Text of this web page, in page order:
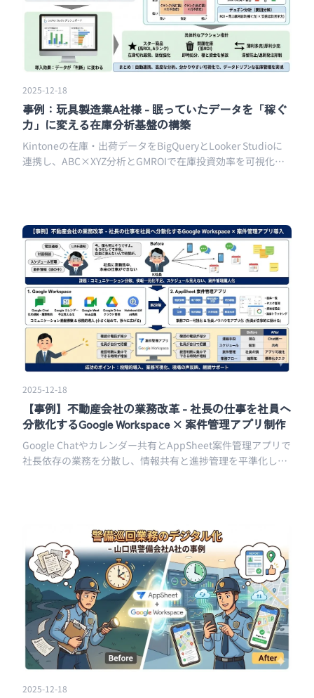
2025-12-18
事例：玩具製造業A社様 - 眠っていたデータを「稼ぐ
力」に変える在庫分析基盤の構築
Kintoneの在庫・出荷データをBigQueryとLooker Studioに
連携し、ABC×XYZ分析とGMROIで在庫投資効率を可視化し
2025-12-18
【事例】不動産会社の業務改革 - 社長の仕事を社員へ
分散化するGoogle Workspace × 案件管理アプリ制作
Google Chatやカレンダー共有とAppSheet案件管理アプリで
社長依存の業務を分散し、情報共有と進捗管理を平準化した
2025-12-18